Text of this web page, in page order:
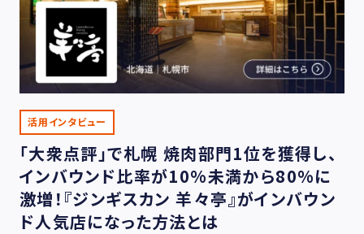
活用インタビュー
「大衆点評」で札幌 焼肉部門1位を獲得し、
インバウンド比率が10%未満から80%に
激増！『ジンギスカン 羊々亭』がインバウン
ド人気店になった方法とは